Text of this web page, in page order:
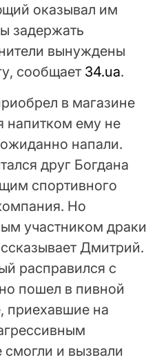
оказывал им
задержать
вынуждены
сообщает 34.ua.
в магазине
напитком ему не
напали.
друг Богдана
спортивного
Но
участником драки
Дмитрий.
расправился с
пошел в пивной
приехавшие на
и вызвали